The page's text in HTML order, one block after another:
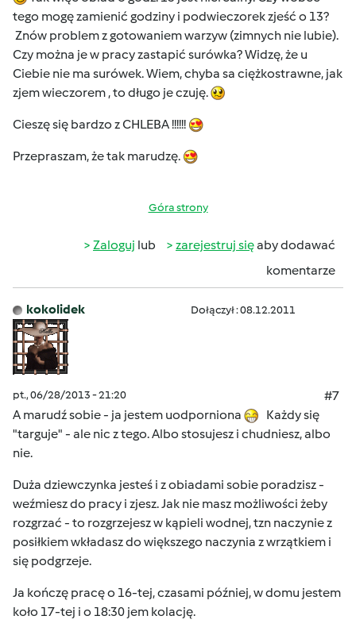
tego mogę zamienić godziny i podwieczorek zjeść o 13?
Znów problem z gotowaniem warzyw (zimnych nie lubie).
Czy można je w pracy zastapić surówka? Widzę, że u
Ciebie nie ma surówek. Wiem, chyba sa ciężkostrawne, jak
zjem wieczorem , to długo je czuję.
Cieszę się bardzo z CHLEBA !!!!!!
Przepraszam, że tak marudzę.
Góra strony
Zaloguj lub zarejestruj sięaby dodawać
komentarze
kokolidek Dołączył : 08.12.2011
pt., 06/28/2013 - 21:20
#7
A marudź sobie - ja jestem uodporniona
Każdy się
"targuje" - ale nic z tego. Albo stosujesz i chudniesz, albo
nie.
Duża dziewczynka jesteś i z obiadami sobie poradzisz -
weźmiesz do pracy i zjesz. Jak nie masz możliwości żeby
rozgrzać - to rozgrzejesz w kąpieli wodnej, tzn naczynie z
posiłkiem wkładasz do większego naczynia z wrzątkiem i
się podgrzeje.
Ja kończę pracę o 16-tej, czasami później, w domu jestem
koło 17-tej i o 18:30 jem kolację.